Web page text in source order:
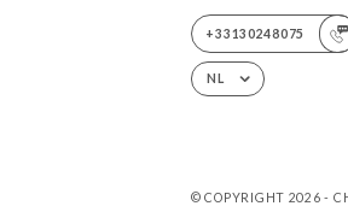
+33130248075
NL
© COPYRIGHT 2026 -